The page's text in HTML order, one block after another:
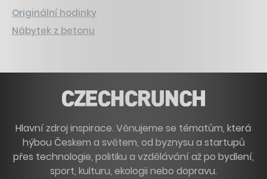
Originální hodinky
Nábytek z betonu
Hlavní zdroj inspirace. Věnujeme se tématům, která
hýbou Českem a světem, od byznysu a startupů
přes technologie, politiku a vzdělávání až po bydlení,
sport, kulturu, ekologii nebo dopravu.